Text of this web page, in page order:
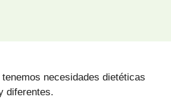
necesidades dietéticas
diferentes.